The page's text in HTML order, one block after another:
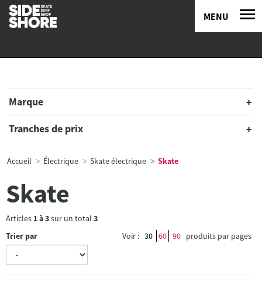
MENU
Marque
Tranches de prix
Accueil Électrique Skate électrique Skate
Skate
Articles 1à3sur un total 3
Trier par
Voir : 30 60 90 produits par pages